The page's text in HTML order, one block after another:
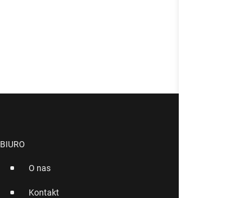
BIURO
O nas
Kontakt